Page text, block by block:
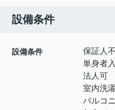
設備条件
設備条件
保証人
単身者
法人可
室内洗
バルコ